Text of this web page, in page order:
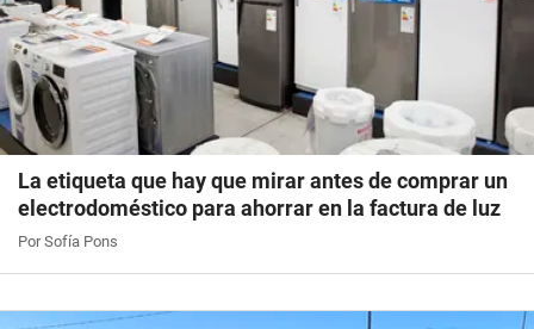
La etiqueta que hay que mirar antes de comprar un
electrodoméstico para ahorrar en la factura de luz
Por Sofía Pons